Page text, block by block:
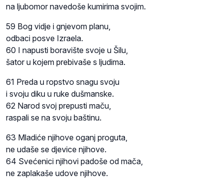
na ljubomor navedoše kumirima svojim.
59 Bog vidje i gnjevom planu,
odbaci posve Izraela.
60 I napusti boravište svoje u Šilu,
šator u kojem prebivaše s ljudima.
61 Preda u ropstvo snagu svoju
i svoju diku u ruke dušmanske.
62 Narod svoj prepusti maču,
raspali se na svoju baštinu.
63 Mladiće njihove oganj proguta,
ne udaše se djevice njihove.
64 Svećenici njihovi padoše od mača,
ne zaplakaše udove njihove.